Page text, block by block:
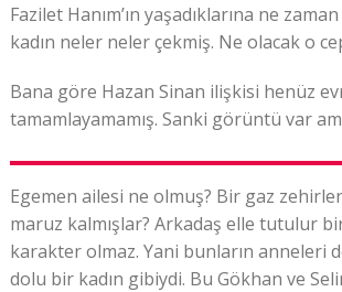
Fazilet Hanım’ın yaşadıklarına ne
kadın neler neler çekmiş. Ne olacak o
Bana göre Hazan Sinan ilişkisi henüz
tamamlayamamış. Sanki görüntü var
Egemen ailesi ne olmuş? Bir gaz
maruz kalmışlar? Arkadaş elle tutulur
karakter olmaz. Yani bunların anneleri
dolu bir kadın gibiydi. Bu Gökhan ve